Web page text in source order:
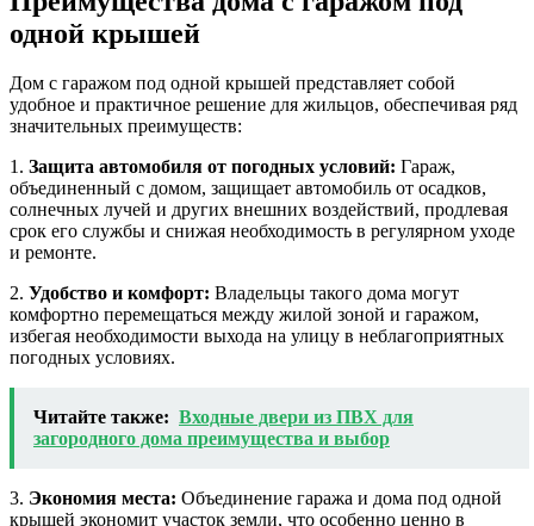
одной крышей
Дом с гаражом под одной крышей представляет собой
удобное и практичное решение для жильцов, обеспечивая ряд
значительных преимуществ:
1. Защита автомобиля от погодных условий: Гараж,
объединенный с домом, защищает автомобиль от осадков,
солнечных лучей и других внешних воздействий, продлевая
срок его службы и снижая необходимость в регулярном уходе
и ремонте.
2. Удобство и комфорт: Владельцы такого дома могут
комфортно перемещаться между жилой зоной и гаражом,
избегая необходимости выхода на улицу в неблагоприятных
погодных условиях.
Читайте также: Входные двери из ПВХ для
загородного дома преимущества и выбор
3. Экономия места: Объединение гаража и дома под одной
крышей экономит участок земли, что особенно ценно в